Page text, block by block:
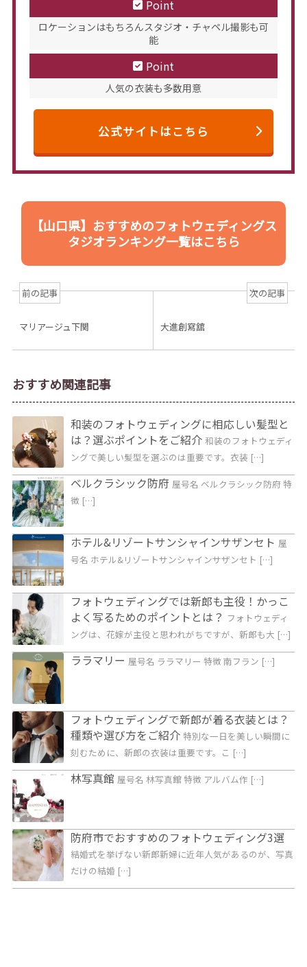
Point
ロケーションはもちろんスタジオ・チャペル撮影も可
能
Point
人気の衣装も多数用意
公式サイトはこちら
【山口県】おすすめのフォトウェディングス
タジオランキング一覧はこちら
前の記事
マリアージュ下関
次の記事
大進創寫舘
おすすめ関連記事
和装のフォトウェディングに相応しい髪型と
は？選ぶポイントをご紹介 和装のフォトウェディ
ングで美しい髪型を選ぶのは重要です。衣装 […]
ベルクラシック防府 屋号名 ベルクラシック防府 特
徴 […]
ホテル&リゾートサンシャインサザンセト 屋
号名 ホテル&リゾートサンシャインサザンセト […]
フォトウェディングでは新郎も主役！かっこ
よく写るためのポイントとは？ フォトウェディ
ングは、花嫁が主役と思われがちですが、新郎も大 […]
ララマリー 屋号名 ララマリー 特徴 南フラン […]
フォトウェディングで新郎が着る衣装とは？
種類や選び方をご紹介 特別な一日を美しい瞬間に
刻むために、新郎の衣装は重要です。こ […]
林写真館 屋号名 林写真館 特徴 アルバム作 […]
防府市でおすすめのフォトウェディング3選
結婚式を挙げない新郎新婦に近年人気があるのが、写真
だけの結婚 […]